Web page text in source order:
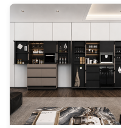
combining French aesthetics
with stainless steel durability. 2.
StructureMa...